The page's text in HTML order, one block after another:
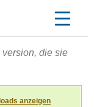
version, die sie
anzeigen